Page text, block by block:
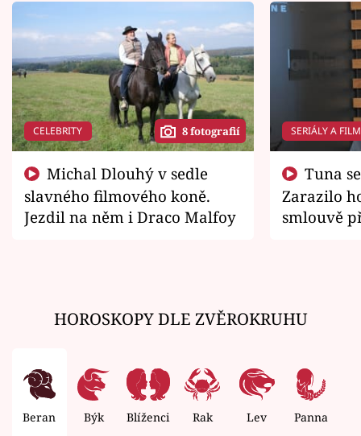
CELEBRITY 8 fotografií
slavného filmového koně.
Jezdil na něm i Draco Malfoy
SERIÁLY A
Zarazilo
smlouvě
HOROSKOPY DLE ZVĚROKRUHU
Beran Býk Blíženci Rak Lev Panna